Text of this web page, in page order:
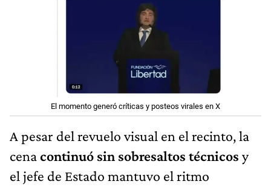
El momento generó críticas y posteos virales en X
A pesar del revuelo visual en el recinto, la
cenacontinuó sin sobresaltos técnicos y
el jefe de Estado mantuvo el ritmo